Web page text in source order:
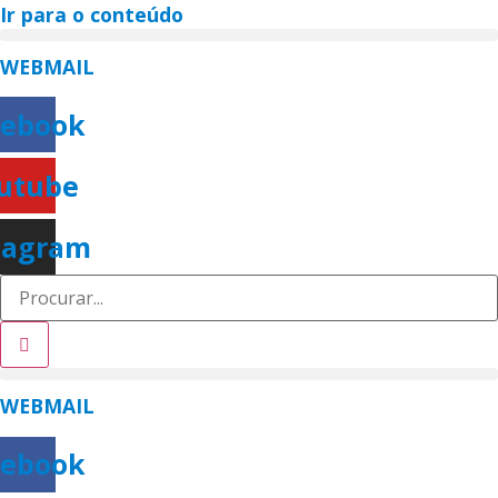
Ir para o conteúdo
WEBMAIL
WEBMAIL